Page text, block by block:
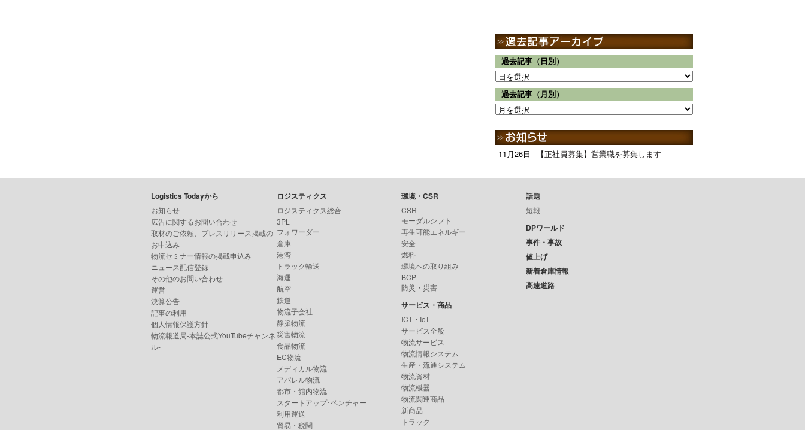
過去記事（日別）
過去記事（月別）
11月26日 【正社員募集】営業職を募集します
Logistics Todayから
お知らせ
広告に関するお問い合わせ
取材のご依頼、プレスリリース掲載の
お申込み
物流セミナー情報の掲載申込み
ニュース配信登録
その他のお問い合わせ
運営
決算公告
記事の利用
個人情報保護方針
物流報道局-本誌公式YouTubeチャンネ
ル-
ロジスティクス
ロジスティクス総合
3PL
フォワーダー
倉庫
港湾
トラック輸送
海運
航空
鉄道
物流子会社
静脈物流
災害物流
食品物流
EC物流
メディカル物流
アパレル物流
都市・館内物流
スタートアップ･ベンチャー
利用運送
貿易・税関
環境・CSR
CSR
モーダルシフト
再生可能エネルギー
安全
燃料
環境への取り組み
BCP
防災・災害
サービス・商品
ICT・IoT
サービス全般
物流サービス
物流情報システム
生産・流通システム
物流資材
物流機器
物流関連商品
新商品
トラック
話題
短報
DPワールド
事件・事故
値上げ
新着倉庫情報
高速道路